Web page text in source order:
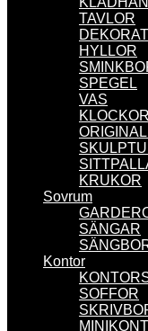
TAVLOR
HYLLOR
SPEGEL
VAS
KLOCKOR
KRUKOR
Sovrum
SÄNGAR
Kontor
SOFFOR